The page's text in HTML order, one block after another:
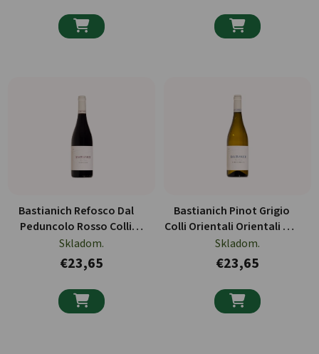
 
Bastianich Refosco Dal
Peduncolo Rosso Colli
Orientali Friuli DOC 750ml
Skladom.
€23,65

Bastianich Pinot Grigio
Colli Orientali Orientali Del
Friuli DOC 750ml
Skladom.
€23,65
